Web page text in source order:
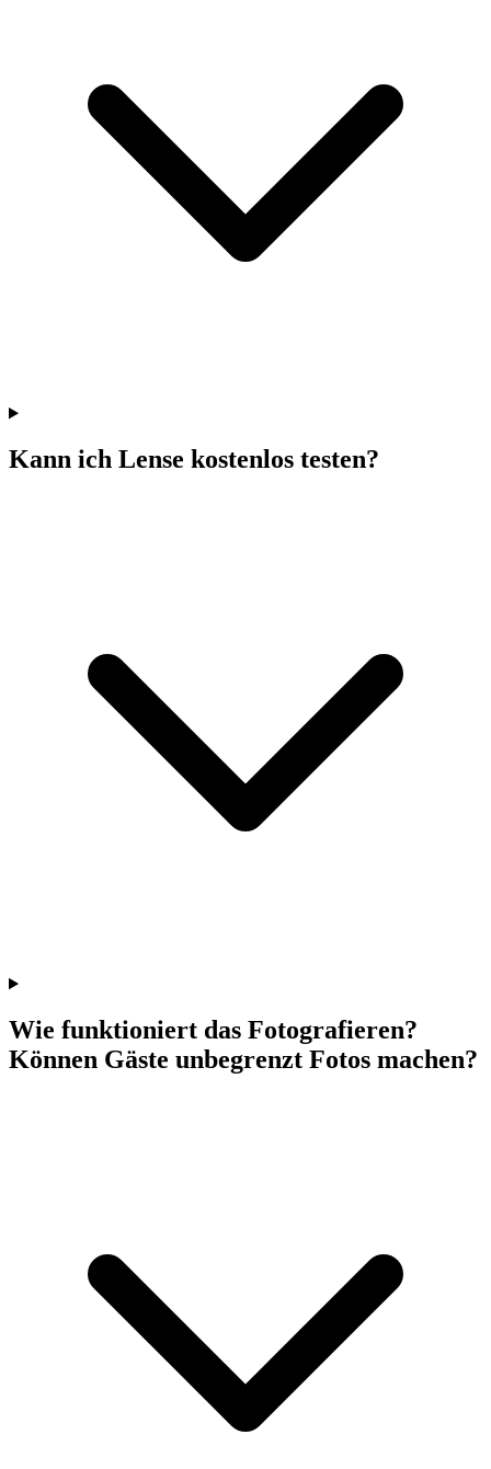
Kann ich Lense kostenlos testen?
Wie funktioniert das Fotografieren?
Können Gäste unbegrenzt Fotos machen?